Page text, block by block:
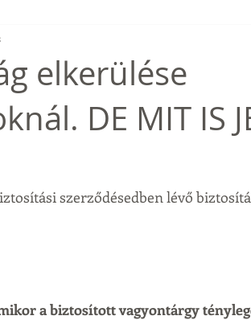
elkerülése
DE MIT IS
szerződésedben lévő
a biztosított vagyontárgy